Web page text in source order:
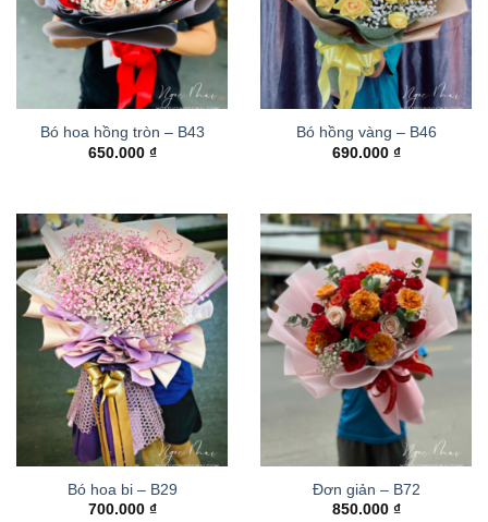
Bó hoa hồng tròn – B43
650.000 ₫
Bó hồng vàng – B46
690.000 ₫
Bó hoa bi – B29
700.000 ₫
Đơn giản – B72
850.000 ₫